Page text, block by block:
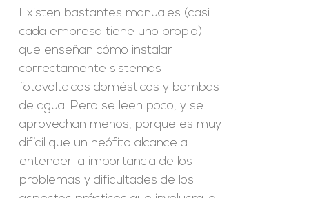
Existen bastantes manuales (casi
cada empresa tiene uno propio)
que enseñan cómo instalar
correctamente sistemas
fotovoltaicos domésticos y bombas
de agua. Pero se leen poco, y se
aprovechan menos, porque es muy
difícil que un neófito alcance a
entender la importancia de los
problemas y dificultades de los